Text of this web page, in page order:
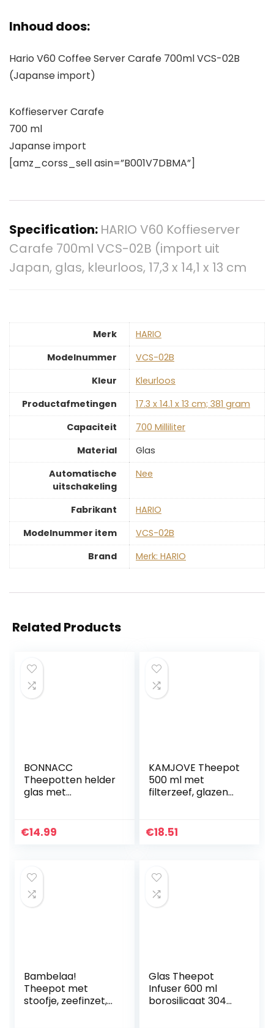
Inhoud doos:
Hario V60 Coffee Server Carafe 700ml VCS-02B
(Japanse import)
Koffieserver Carafe
700 ml
Japanse import
[amz_corss_sell asin=”B001V7DBMA”]
Specification: HARIO V60 Koffieserver
Carafe 700ml VCS-02B (import uit
Japan, glas, kleurloos, 17,3 x 14,1 x 13 cm
Merk
‎HARIO
Modelnummer
‎VCS-02B
Kleur
‎Kleurloos
Productafmetingen
‎17.3 x 14.1 x 13 cm; 381 gram
Capaciteit
‎700 Milliliter
Material
‎Glas
Automatische
uitschakeling
‎Nee
Fabrikant
‎HARIO
Modelnummer item
‎VCS-02B
Brand
Merk: HARIO
Related Products
BONNACC
Theepotten helder
glas met
hittebestendig,
€14.99
KAMJOVE Theepot
500 ml met
filterzeef, glazen
borosilicaatglas,
€18.51
Bambelaa!
Theepot met
stoofje, zeefinzet,
Glas Theepot
Infuser 600 ml
borosilicaat 304